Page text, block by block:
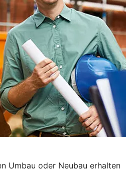
Umbau oder Neubau erhalten